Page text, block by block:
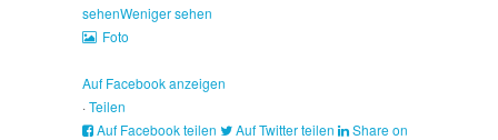
sehenWeniger sehen
Foto
Auf Facebook anzeigen
·Teilen
Auf Facebook teilen
Auf Twitter teilen
Share on